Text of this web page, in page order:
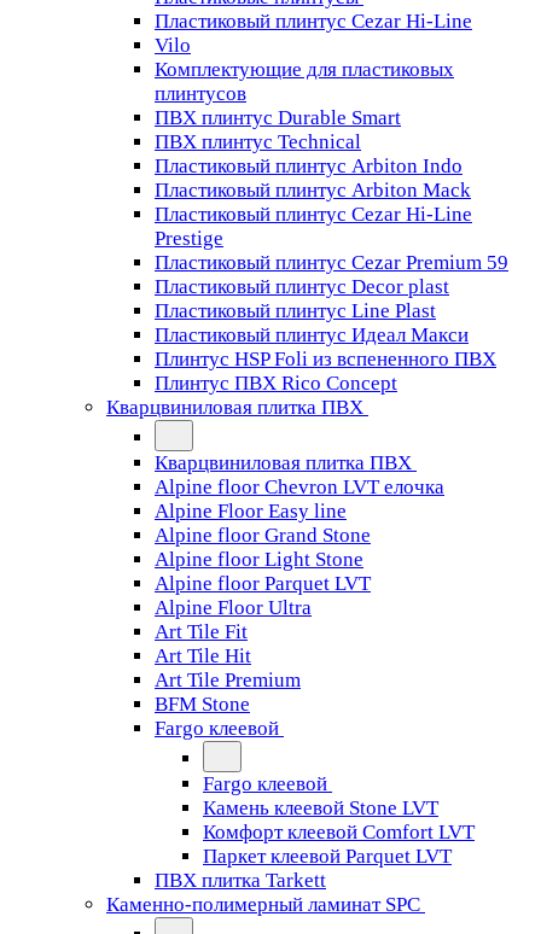
Пластиковый плинтус Cezar Hi-Line
Vilo
Комплектующие для пластиковых
плинтусов
ПВХ плинтус Durable Smart
ПВХ плинтус Technical
Пластиковый плинтус Arbiton Indo
Пластиковый плинтус Arbiton Mack
Пластиковый плинтус Cezar Hi-Line
Prestige
Пластиковый плинтус Cezar Premium 59
Пластиковый плинтус Decor plast
Пластиковый плинтус Line Plast
Пластиковый плинтус Идеал Макси
Плинтус HSP Foli из вспененного ПВХ
Плинтус ПВХ Rico Concept
Кварцвиниловая плитка ПВХ
Кварцвиниловая плитка ПВХ
Alpine floor Chevron LVT елочка
Alpine Floor Easy line
Alpine floor Grand Stone
Alpine floor Light Stone
Alpine floor Parquet LVT
Alpine Floor Ultra
Art Tile Fit
Art Tile Hit
Art Tile Premium
BFM Stone
Fargo клеевой
Fargo клеевой
Камень клеевой Stone LVT
Комфорт клеевой Comfort LVT
Паркет клеевой Parquet LVT
ПВХ плитка Tarkett
Каменно-полимерный ламинат SPC